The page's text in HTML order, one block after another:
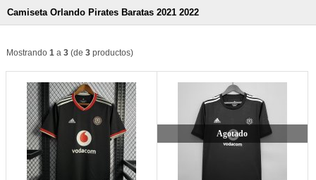
Camiseta Orlando Pirates Baratas 2021 2022
Mostrando 1a 3(de 3productos)
Agotado